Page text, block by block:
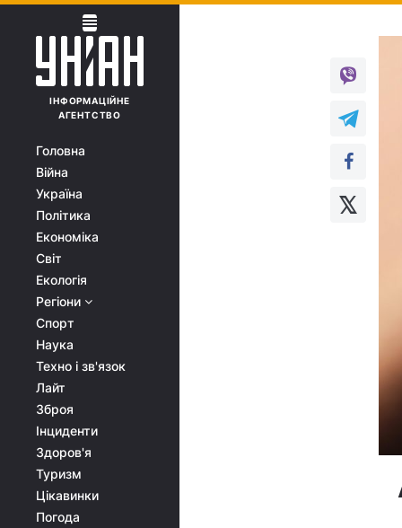
ІНФОРМАЦІЙНЕ
АГЕНТСТВО
Головна
Війна
Україна
Політика
Економіка
Світ
Екологія
Регіони
Спорт
Наука
Техно і зв'язок
Лайт
Зброя
Інциденти
Здоров'я
Туризм
Цікавинки
Погода